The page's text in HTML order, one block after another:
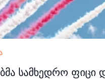
სამხედრო ფიცი